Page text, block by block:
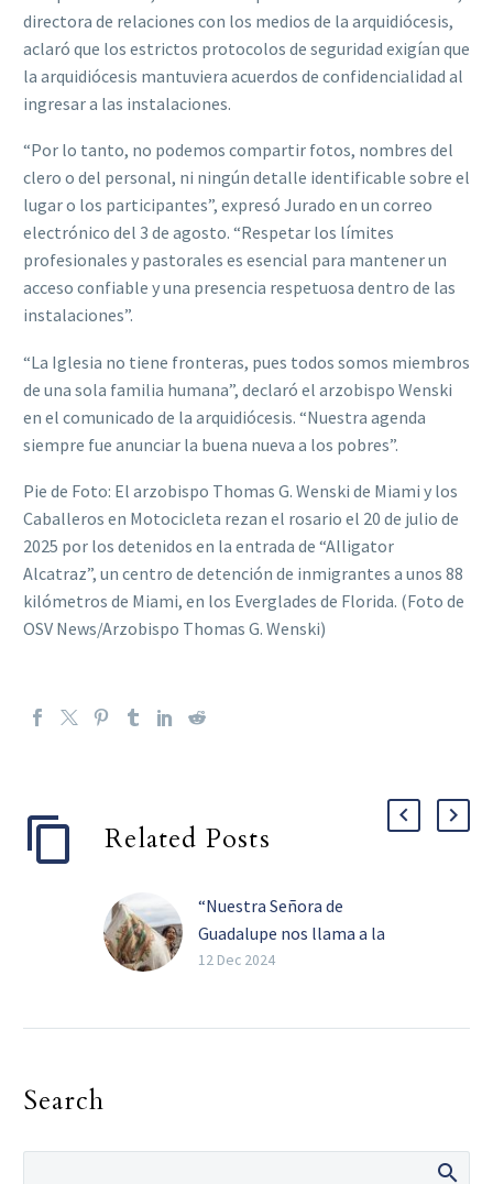
directora de relaciones con los medios de la arquidiócesis,
aclaró que los estrictos protocolos de seguridad exigían que
la arquidiócesis mantuviera acuerdos de confidencialidad al
ingresar a las instalaciones.
“Por lo tanto, no podemos compartir fotos, nombres del
clero o del personal, ni ningún detalle identificable sobre el
lugar o los participantes”, expresó Jurado en un correo
electrónico del 3 de agosto. “Respetar los límites
profesionales y pastorales es esencial para mantener un
acceso confiable y una presencia respetuosa dentro de las
instalaciones”.
“La Iglesia no tiene fronteras, pues todos somos miembros
de una sola familia humana”, declaró el arzobispo Wenski
en el comunicado de la arquidiócesis. “Nuestra agenda
siempre fue anunciar la buena nueva a los pobres”.
Pie de Foto: El arzobispo Thomas G. Wenski de Miami y los
Caballeros en Motocicleta rezan el rosario el 20 de julio de
2025 por los detenidos en la entrada de “Alligator
Alcatraz”, un centro de detención de inmigrantes a unos 88
kilómetros de Miami, en los Everglades de Florida. (Foto de
OSV News/Arzobispo Thomas G. Wenski)
Related Posts
“Nuestra Señora de
Guadalupe nos llama a la
unidad en Cristo”:
12 Dec 2024
Search